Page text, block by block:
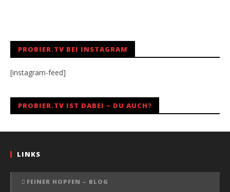
PROBIER.TV BEI INSTAGRAM
[instagram-feed]
PROBIER.TV IST DABEI – DU AUCH?
LINKS
FEINER HOPFEN – BLOG